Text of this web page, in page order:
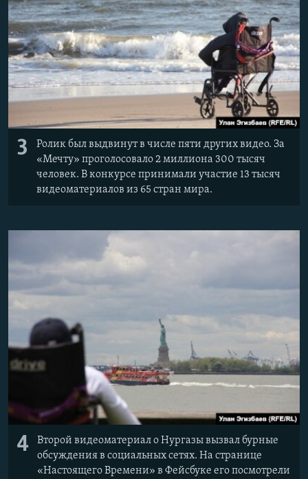
3
Ролик был выдвинут в числе пяти других видео. За
«Мечту» проголосовало 2 миллиона 300 тысяч
человек. В конкурсе принимали участие 13 тысяч
видеоматериалов из 65 стран мира.
4
Второй видеоматериал о Нургазы вызвал бурные
обсуждения в социальных сетях. На странице
«Настоящего Времени» в Фейсбуке его посмотрели